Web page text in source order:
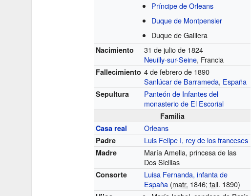
Príncipe de Orleans
Duque de Montpensier
Duque de Galliera
Nacimiento
31 de julio de 1824
Neuilly-sur-Seine, Francia
Fallecimiento 4 de febrero de 1890
Sanlúcar de Barrameda, España
Sepultura
Panteón de Infantes del
monasterio de El Escorial
Familia
Casa real
Orleans
Padre Luis Felipe I, rey de los franceses
Madre
María Amelia, princesa de las
Dos Sicilias
Consorte
Luisa Fernanda, infanta de
España (matr. 1846;fall. 1890)